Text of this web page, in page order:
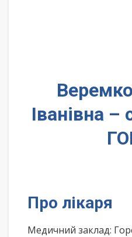
Іванівна –
Про лікаря
Медичний заклад: